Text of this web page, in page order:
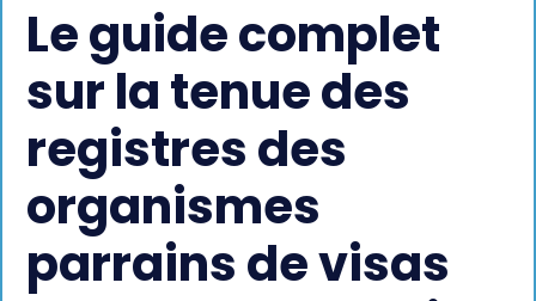
Le guide complet
sur la tenue des
registres des
organismes
parrains de visas